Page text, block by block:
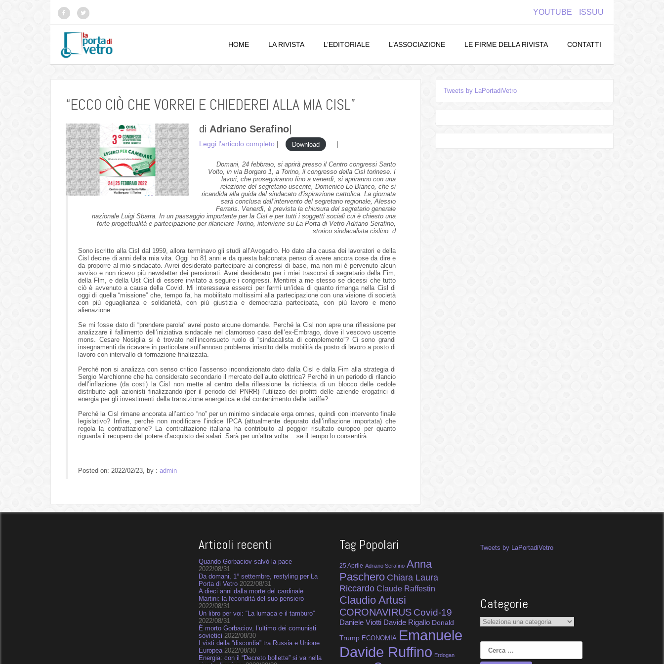
YOUTUBE ISSUU
HOME LA RIVISTA L’EDITORIALE L’ASSOCIAZIONE LE FIRME DELLA RIVISTA CONTATTI
“ECCO CIÒ CHE VORREI E CHIEDEREI ALLA MIA CISL”
di Adriano Serafino
Leggi l’articolo completo | Download |
Domani, 24 febbraio, si aprirà presso il Centro congressi Santo
Volto, in via Borgaro 1, a Torino, il congresso della Cisl torinese. I
lavori, che proseguiranno fino a venerdì, si apriranno con una
relazione del segretario uscente, Domenico Lo Bianco, che si
ricandida alla guida del sindacato d’ispirazione cattolica. La giornata
sarà conclusa dall’intervento del segretario regionale, Alessio
Ferraris. Venerdì, è prevista la chiusura del segretario generale
nazionale Luigi Sbarra. In un passaggio importante per la Cisl e per tutti i soggetti sociali cui è chiesto una
forte progettualità e partecipazione per rilanciare Torino, interviene su La Porta di Vetro Adriano Serafino,
storico sindacalista cislino. d
Sono iscritto alla Cisl dal 1959, allora terminavo gli studi all’Avogadro. Ho dato alla causa dei lavoratori e della
Cisl decine di anni della mia vita. Oggi ho 81 anni e da questa balconata penso di avere ancora cose da dire e
da proporre al mio sindacato. Avrei desiderato partecipare ai congressi di base, ma non mi è pervenuto alcun
avviso e non ricevo più newsletter dei pensionati. Avrei desiderato per i miei trascorsi di segretario della Fim,
della Flm, e della Ust Cisl di essere invitato a seguire i congressi. Mentirei a me stesso se dicessi che tutto
ciò è avvenuto a causa della Covid. Mi interessava esserci per farmi un’idea di quanto rimanga nella Cisl di
oggi di quella “missione” che, tempo fa, ha mobilitato moltissimi alla partecipazione con una visione di società
con più eguaglianza e solidarietà, con più giustizia e democrazia partecipata, con più lavoro e meno
alienazione.
Se mi fosse dato di “prendere parola” avrei posto alcune domande. Perché la Cisl non apre una riflessione per
analizzare il fallimento dell’iniziativa sindacale nel clamoroso caso dell’ex-Embrago, dove il vescovo uscente
mons. Cesare Nosiglia si è trovato nell’inconsueto ruolo di “sindacalista di complemento”? Ci sono grandi
insegnamenti da ricavare in particolare sull’annoso problema irrisolto della mobilità da posto di lavoro a posto di
lavoro con intervallo di formazione finalizzata.
Perché non si analizza con senso critico l’assenso incondizionato dato dalla Cisl e dalla Fim alla strategia di
Sergio Marchionne che ha considerato secondario il mercato dell’auto elettrica? Perché in un periodo di rilancio
dell’inflazione (da costi) la Cisl non mette al centro della riflessione la richiesta di un blocco delle cedole
distribuite agli azionisti finalizzando (per il periodo del PNRR) l’utilizzo dei profitti delle aziende erogatrici di
energia per gli investimenti della transizione energetica e del contenimento delle tariffe?
Perché la Cisl rimane ancorata all’antico “no” per un minimo sindacale erga omnes, quindi con intervento finale
legislativo? Infine, perché non modificare l’indice IPCA (attualmente depurato dall’inflazione importata) che
regola la contrattazione? La contrattazione italiana ha contribuito al peggior risultato europeo per quanto
riguarda il recupero del potere d’acquisto dei salari. Sarà per un’altra volta… se il tempo lo consentirà.
Posted on: 2022/02/23, by : admin
Tweets by LaPortadiVetro
Articoli recenti
Quando Gorbaciov salvò la pace
2022/08/31
Da domani, 1° settembre, restyling per La
Porta di Vetro 2022/08/31
A dieci anni dalla morte del cardinale
Martini: la fecondità del suo pensiero
2022/08/31
Un libro per voi: “La lumaca e il tamburo”
2022/08/31
È morto Gorbaciov, l’ultimo dei comunisti
sovietici 2022/08/30
I visti della “discordia” tra Russia e Unione
Europea 2022/08/30
Energia: con il “Decreto bollette” si va nella
Tag Popolari
25 Aprile Adriano Serafino Anna
Paschero Chiara Laura
Riccardo Claude Raffestin
Claudio Artusi
CORONAVIRUS Covid-19
Daniele Viotti Davide Rigallo Donald
Trump ECONOMIA Emanuele
Davide Ruffino Erdogan
Tweets by LaPortadiVetro
Categorie
Categorie
Ricerca
per: